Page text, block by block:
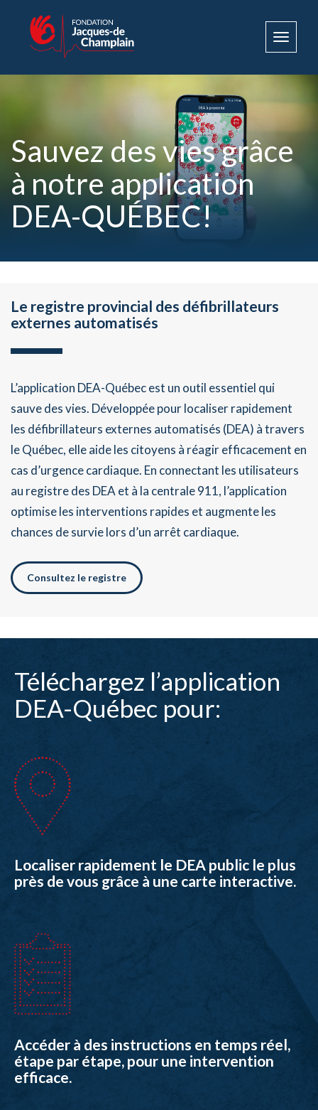
Toggle
Sauvez des vies grâce
à notre application
DEA-QUÉBEC!
Le registre provincial des défibrillateurs
externes automatisés
L’application DEA-Québec est un outil essentiel qui
sauve des vies. Développée pour localiser rapidement
les défibrillateurs externes automatisés (DEA) à travers
le Québec, elle aide les citoyens à réagir efficacement en
cas d’urgence cardiaque. En connectant les utilisateurs
au registre des DEA et à la centrale 911, l’application
optimise les interventions rapides et augmente les
chances de survie lors d’un arrêt cardiaque.
Consultez le registre
Téléchargez l’application
DEA-Québec pour:
Localiser rapidement le DEA public le plus
près de vous grâce à une carte interactive.
Accéder à des instructions en temps réel,
étape par étape, pour une intervention
efficace.